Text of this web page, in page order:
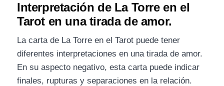
Interpretación de La Torre en el
Tarot en una tirada de amor.
La carta de La Torre en el Tarot puede tener
diferentes interpretaciones en una tirada de amor.
En su aspecto negativo, esta carta puede indicar
finales, rupturas y separaciones en la relación.